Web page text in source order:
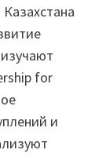
for
и